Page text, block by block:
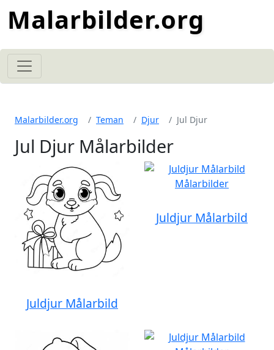
Malarbilder.org
Malarbilder.org Teman Djur Jul Djur
Jul Djur Målarbilder
Juldjur Målarbild
Juldjur Målarbild